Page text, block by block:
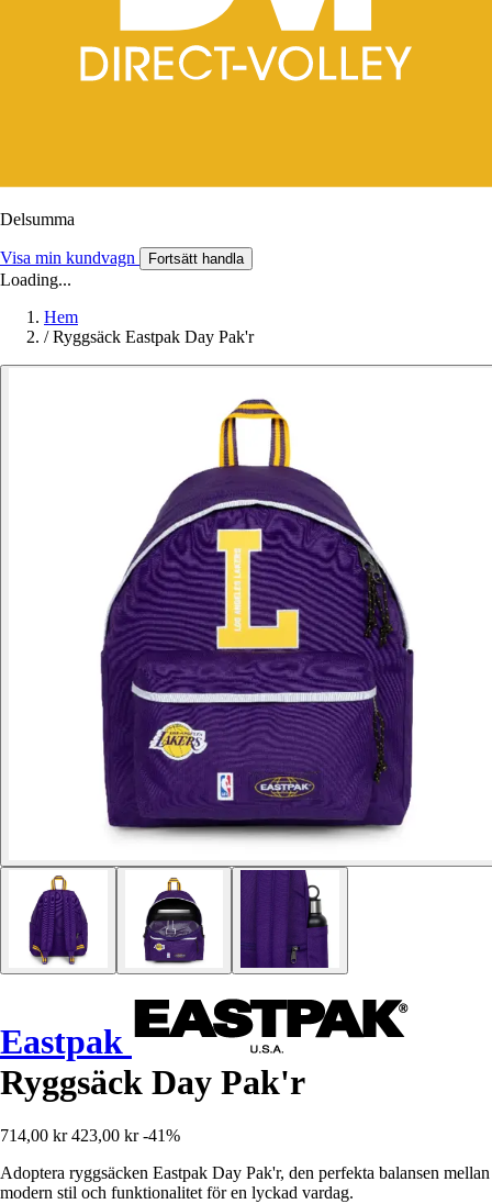
Delsumma
Visa min kundvagn Fortsätt handla
Loading...
Hem
/ Ryggsäck Eastpak Day Pak'r
Eastpak
Ryggsäck Day Pak'r
714,00 kr 423,00 kr -41%
Adoptera ryggsäcken Eastpak Day Pak'r, den perfekta balansen mellan
modern stil och funktionalitet för en lyckad vardag.